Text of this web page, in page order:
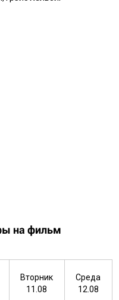
на фильм
Вторник
11.08
Среда
12.08